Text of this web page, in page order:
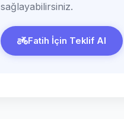
sağlayabilirsiniz.
Fatih İçin Teklif Al